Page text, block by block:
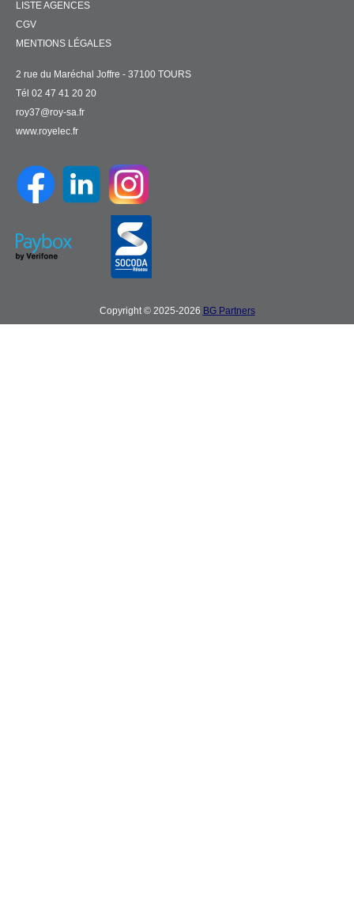
LISTE AGENCES
CGV
MENTIONS LÉGALES
2 rue du Maréchal Joffre - 37100 TOURS
Tél 02 47 41 20 20
roy37@roy-sa.fr
www.royelec.fr
Copyright © 2025-2026 BG Partners